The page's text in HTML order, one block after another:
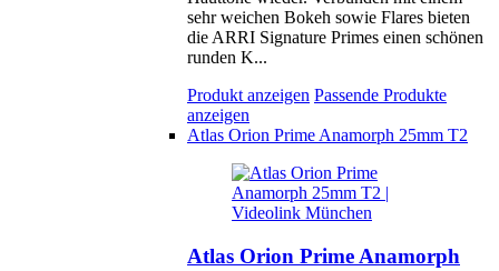
sehr weichen Bokeh sowie Flares bieten
die ARRI Signature Primes einen schönen
runden K...
Produkt anzeigen Passende Produkte
anzeigen
Atlas Orion Prime Anamorph 25mm T2
Atlas Orion Prime Anamorph